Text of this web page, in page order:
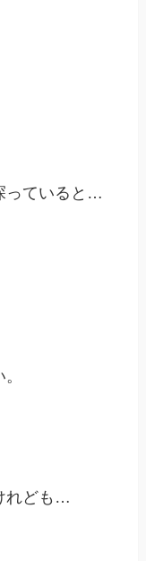
っていると…
れども…